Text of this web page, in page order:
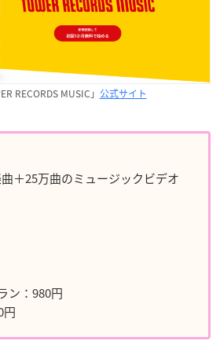
RECORDS MUSIC」 公式サイト
＋25万曲のミュージックビデオ
ン：980円
円